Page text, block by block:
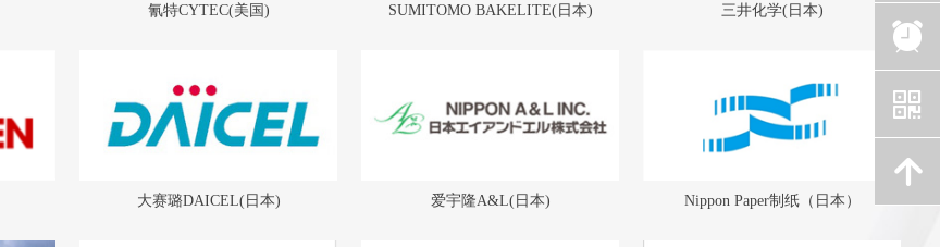
氰特CYTEC(美国) SUMITOMO BAKELITE(日本) 三井化学(日本)
大赛璐DAICEL(日本) 爱宇隆A&L(日本) Nippon Paper制纸（日本）
뀥
낃
녕